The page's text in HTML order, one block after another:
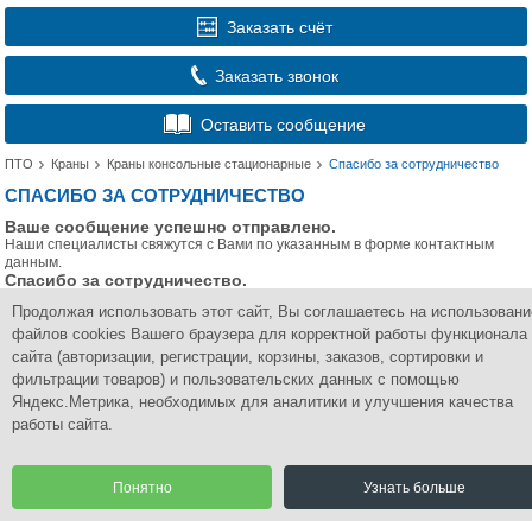
Заказать счёт
Заказать звонок
Оставить сообщение
ПТО Краны Краны консольные стационарные Спасибо за сотрудничество
СПАСИБО ЗА СОТРУДНИЧЕСТВО
Ваше сообщение успешно отправлено.
Наши специалисты свяжутся с Вами по указанным в форме контактным
данным.
Спасибо за сотрудничество.
Группа Компаний
ПромСнабКомплект
Комплексное снабжение промышленным оборудованием
© 2015 Все права защищены.
Продолжая использовать этот сайт, Вы соглашаетесь на
файлов cookies Вашего браузера для корректной работы функционала
сайта (авторизации, регистрации, корзины, заказов, сортировки и
фильтрации товаров) и пользовательских данных с помощью
Яндекс.Метрика, необходимых для аналитики и улучшения качества
работы сайта.
Понятно Узнать больше